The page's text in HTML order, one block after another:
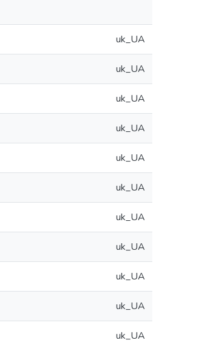
uk_UA
uk_UA
uk_UA
uk_UA
uk_UA
uk_UA
uk_UA
uk_UA
uk_UA
uk_UA
uk_UA